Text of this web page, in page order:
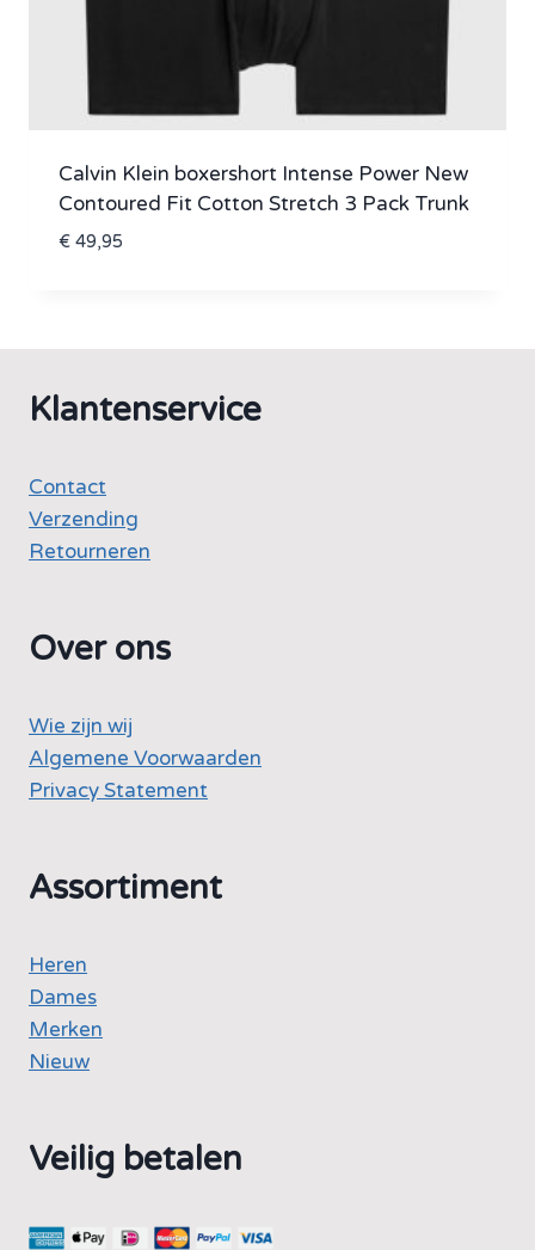
Calvin Klein boxershort Intense Power New
Contoured Fit Cotton Stretch 3 Pack Trunk
€49,95
Klantenservice
Contact
Verzending
Retourneren
Over ons
Wie zijn wij
Algemene Voorwaarden
Privacy Statement
Assortiment
Heren
Dames
Merken
Nieuw
Veilig betalen